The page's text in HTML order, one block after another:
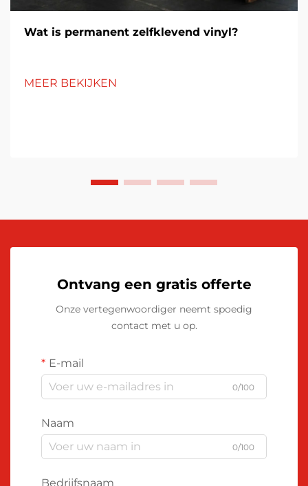
Wat is permanent zelfklevend vinyl?
MEER BEKIJKEN
Ontvang een gratis offerte
Onze vertegenwoordiger neemt spoedig
contact met u op.
E-mail
0/100
Naam
0/100
Bedrijfsnaam